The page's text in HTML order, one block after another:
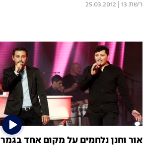
רשת 13 25.03.2012
אור וחנן נלחמים על מקום אחד בגמר